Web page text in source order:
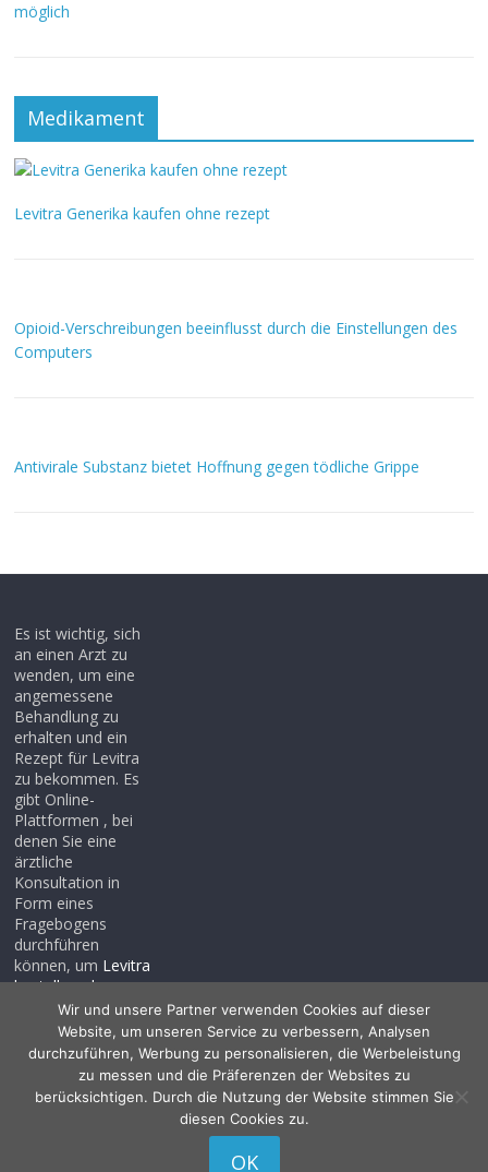
möglich
Medikament
Levitra Generika kaufen ohne rezept
Opioid-Verschreibungen beeinflusst durch die Einstellungen des
Computers
Antivirale Substanz bietet Hoffnung gegen tödliche Grippe
Es ist wichtig, sich
an einen Arzt zu
wenden, um eine
angemessene
Behandlung zu
erhalten und ein
Rezept für Levitra
zu bekommen. Es
gibt Online-
Plattformen , bei
denen Sie eine
ärztliche
Konsultation in
Form eines
Fragebogens
durchführen
können, um Levitra
bestellen ohne
rezept, auch wenn
Sie noch kein
Rezept haben .
Wir und unsere Partner verwenden Cookies auf dieser
Website, um unseren Service zu verbessern, Analysen
durchzuführen, Werbung zu personalisieren, die Werbeleistung
zu messen und die Präferenzen der Websites zu
berücksichtigen. Durch die Nutzung der Website stimmen Sie
diesen Cookies zu.
OK